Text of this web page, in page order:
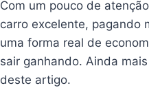
Com um pouco de
carro excelente, pagando
uma forma real de
sair ganhando. Ainda
deste artigo.